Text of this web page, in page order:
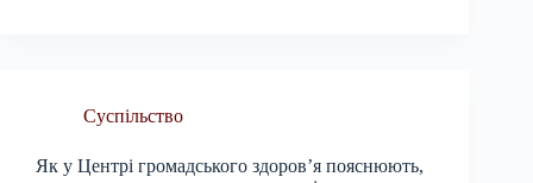
Суспільство
Як у Центрі громадського здоров’я пояснюють,